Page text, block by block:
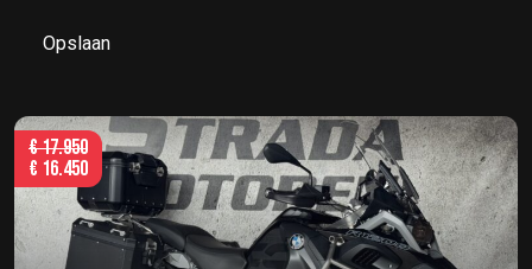
Opslaan
€17.950
€ 16.450